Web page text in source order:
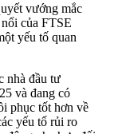
vướng mắc
của FTSE
yếu tố quan
nhà đầu tư
và đang có
phục tốt hơn về
yếu tố rủi ro